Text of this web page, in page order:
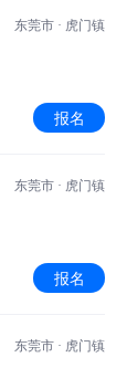
东莞市 · 虎门镇
报名
东莞市 · 虎门镇
报名
东莞市 · 虎门镇